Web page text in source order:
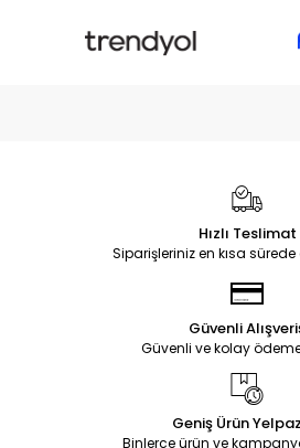
Hızlı Teslimat
Siparişleriniz en kısa sürede
Güvenli
Güvenli ve kolay
Geniş Ürün
Binlerce ürün ve